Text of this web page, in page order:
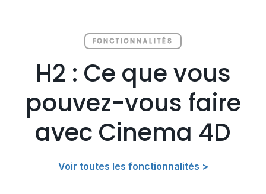
FONCTIONNALITÉS
H2 : Ce que vous
pouvez-vous faire
avec Cinema 4D
Voir toutes les fonctionnalités >